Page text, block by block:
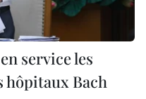
service les
hôpitaux Bach